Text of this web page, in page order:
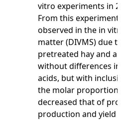
vitro experiments in
From this experiment,
observed in the in
matter (DIVMS) due
pretreated hay and a
without differences in
acids, but with
the molar proportion
decreased that of
production and yield